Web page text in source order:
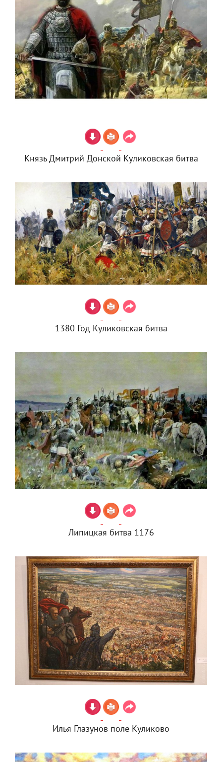
Князь Дмитрий Донской Куликовская битва
1380 Год Куликовская битва
Липицкая битва 1176
Илья Глазунов поле Куликово